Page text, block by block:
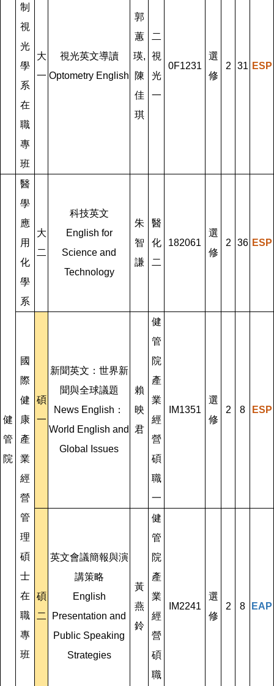
制
視
光
學
系
在
職
專
班
大
一
視光英文導讀
Optometry English
郭
蕙
瑛,
陳
佳
琪
二
視
光
一
0F1231
選
修
2 31 ESP
健
管
院
醫
學
應
用
化
學
系
大
二
科技英文
English for
Science and
Technology
朱
智
謙
醫
化
二
182061
選
修
2 36 ESP
國
際
健
康
產
業
經
營
管
理
碩
士
在
職
專
班
碩
一
新聞英文：世界新
聞與全球議題
News English：
World English and
Global Issues
賴
映
君
健
管
院
產
業
經
營
碩
職
一
IM1351
選
修
2 8 ESP
碩
二
英文會議簡報與演
講策略
English
Presentation and
Public Speaking
Strategies
黃
燕
鈴
健
管
院
產
業
經
營
碩
職
IM2241
選
修
2 8 EAP